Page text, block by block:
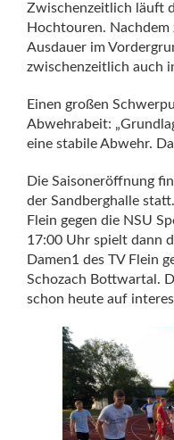
Zwischenzeitlich läuft
Hochtouren.
Ausdauer im
zwischenzeitlich auch
Einen großen
Abwehrabeit:
eine stabile Abwehr.
Die Saisoneröffnung
der Sandberghalle
Flein gegen die NSU
17:00 Uhr spielt dann
Damen1 des TV Flein
Schozach Bottwartal.
schon heute auf